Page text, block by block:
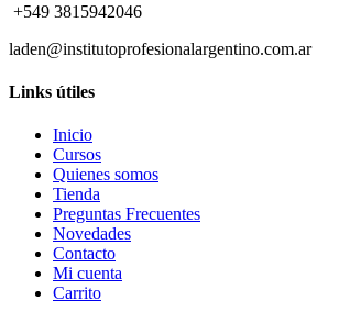
+549 3815942046
laden@institutoprofesionalargentino.com.ar
Links útiles
Inicio
Cursos
Quienes somos
Tienda
Preguntas Frecuentes
Novedades
Contacto
Mi cuenta
Carrito